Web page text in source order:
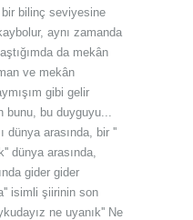
bilinç seviyesine
aynı zamanda
da mekân
ve mekân
gibi gelir
bu duyguyu...
dünya arasında, bir ''
dünya arasında,
gider gider
isimli şiirinin son
ne uyanık'' Ne